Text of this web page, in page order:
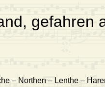
gefahren
– Northen – Lenthe –